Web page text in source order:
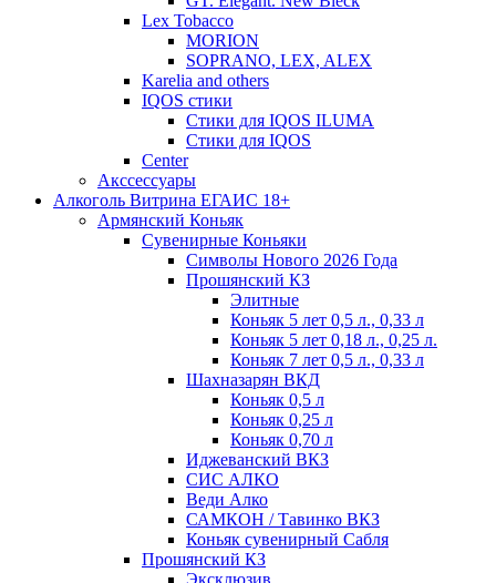
Lex Tobacco
MORION
SOPRANO, LEX, ALEX
Karelia and others
IQOS стики
Стики для IQOS ILUMA
Стики для IQOS
Сenter
Акссессуары
Алкоголь Витрина ЕГАИС 18+
Армянский Коньяк
Сувенирные Коньяки
Символы Нового 2026 Года
Прошянский КЗ
Элитные
Коньяк 5 лет 0,5 л., 0,33 л
Коньяк 5 лет 0,18 л., 0,25 л.
Коньяк 7 лет 0,5 л., 0,33 л
Шахназарян ВКД
Коньяк 0,5 л
Коньяк 0,25 л
Коньяк 0,70 л
Иджеванский ВКЗ
СИС АЛКО
Веди Алко
САМКОН / Тавинко ВКЗ
Коньяк сувенирный Сабля
Прошянский КЗ
Эксклюзив